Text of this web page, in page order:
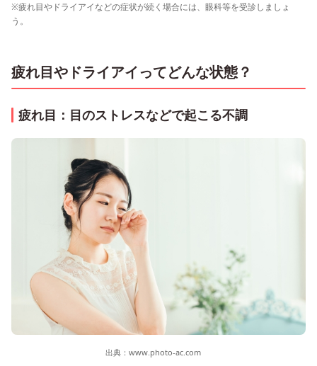
※疲れ目やドライアイなどの症状が続く場合には、眼科等を受診しましょ
う。
疲れ目やドライアイってどんな状態？
疲れ目：目のストレスなどで起こる不調
出典： www.photo-ac.com